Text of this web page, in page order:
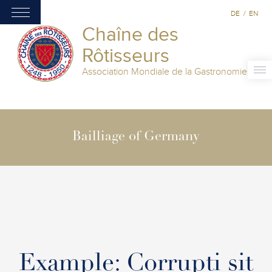
Chaîne des
Rôtisseurs
Association Mondiale de la Gastronomie
DE / EN
Bailliage of Germany
Example: Corrupti sit